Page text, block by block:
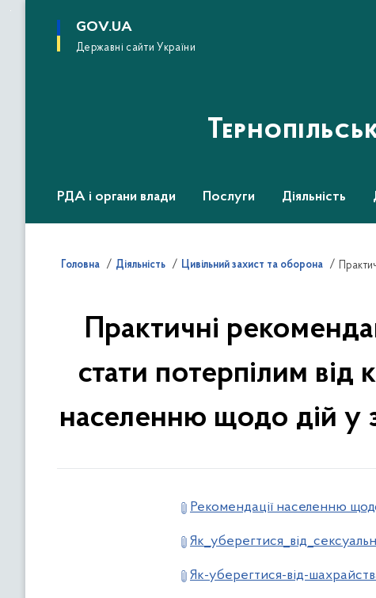
основного
GOV.UA
Державні сайти України
РДА і органи влади Послуги Діяльність
Головна Діяльність Цивільний захист та оборона
Практичні
стати потерпілим
населенню щодо дій у
Рекомендації населенню
Як-уберегтися-від-